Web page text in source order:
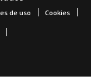
de uso Cookies